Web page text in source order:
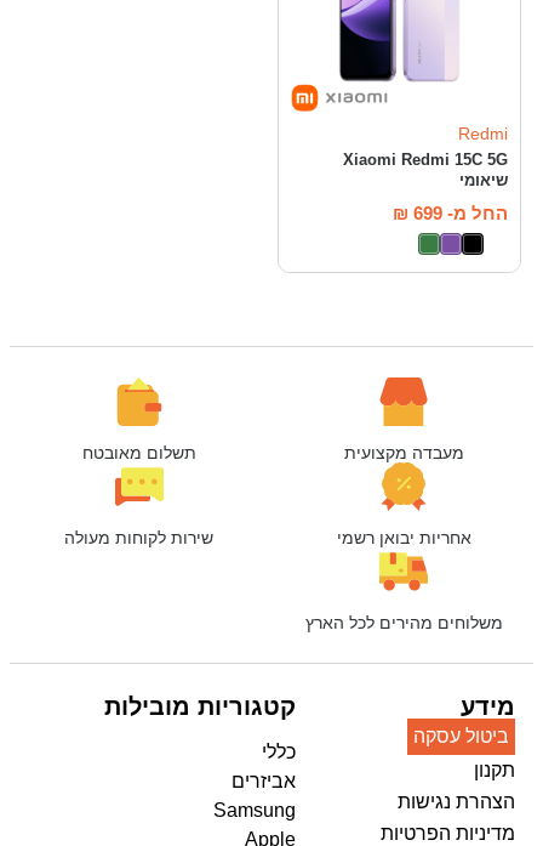
Redmi
Xiaomi Redmi 15C 5G
שיאומי
החל מ- ₪ 699
מעבדה מקצועית תשלום מאובטח
אחריות יבואן רשמי שירות לקוחות מעולה
משלוחים מהירים לכל הארץ
מידע
ביטול עסקה
תקנון
הצהרת נגישות
מדיניות הפרטיות
קטגוריות מובילות
כללי
אביזרים
Samsung
Apple